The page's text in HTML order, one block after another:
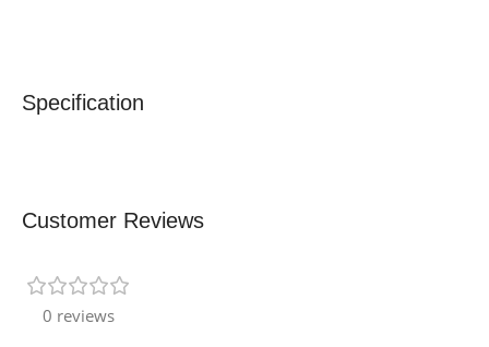
Specification
Customer Reviews
0 reviews